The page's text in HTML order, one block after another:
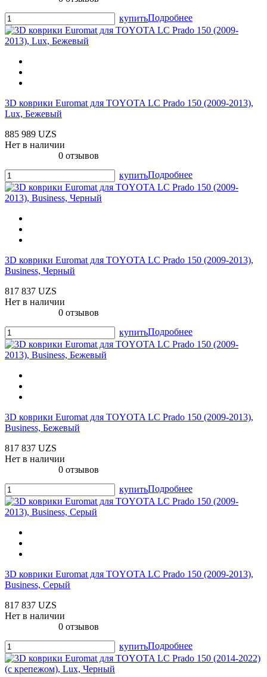
купитьПодробнее
3D коврики Euromat для TOYOTA LС Prado 150 (2009-2013),
Lux, Бежевый
885 989 UZS
Нет в наличии
0 отзывов
купитьПодробнее
3D коврики Euromat для TOYOTA LС Prado 150 (2009-2013),
Business, Черный
817 837 UZS
Нет в наличии
0 отзывов
купитьПодробнее
3D коврики Euromat для TOYOTA LС Prado 150 (2009-2013),
Business, Бежевый
817 837 UZS
Нет в наличии
0 отзывов
купитьПодробнее
3D коврики Euromat для TOYOTA LС Prado 150 (2009-2013),
Business, Серый
817 837 UZS
Нет в наличии
0 отзывов
купитьПодробнее